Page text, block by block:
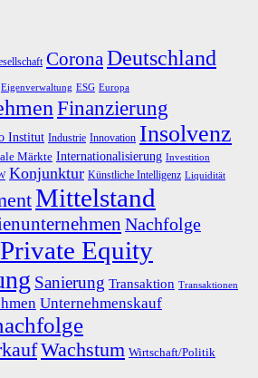
CoronaDeutschland
Eigenverwaltung ESG Europa
Finanzierung
Institut Industrie Innovation Insolvenz
Märkte Internationalisierung Investition
Konjunktur Künstliche Intelligenz Liquidität
Mittelstand
Nachfolge
Private Equity
Sanierung Transaktion Transaktionen
Unternehmenskauf
Wachstum Wirtschaft/Politik